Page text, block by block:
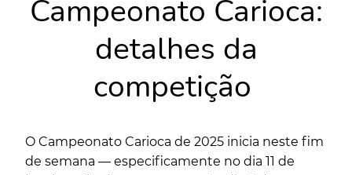
Campeonato Carioca:
detalhes da
competição
O Campeonato Carioca de 2025 inicia neste fim
de semana — especificamente no dia 11 de